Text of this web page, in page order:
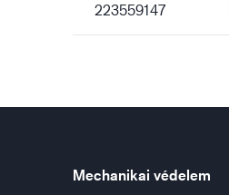
223559147
Mechanikai védelem